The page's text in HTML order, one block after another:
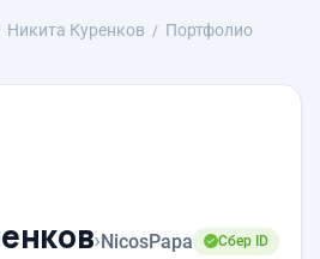
Никита Куренков
Портфолио
›NicosPapa
Сбер ID